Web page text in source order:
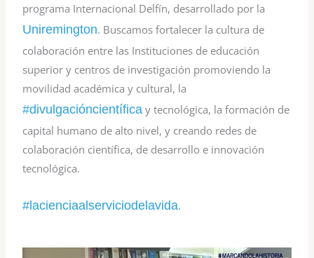
programa Internacional Delfín, desarrollado por la
Uniremington. Buscamos fortalecer la cultura de
colaboración entre las Instituciones de educación
superior y centros de investigación promoviendo la
movilidad académica y cultural, la
#divulgacióncientífica y tecnológica, la formación de
capital humano de alto nivel, y creando redes de
colaboración científica, de desarrollo e innovación
tecnológica.
#lacienciaalserviciodelavida.